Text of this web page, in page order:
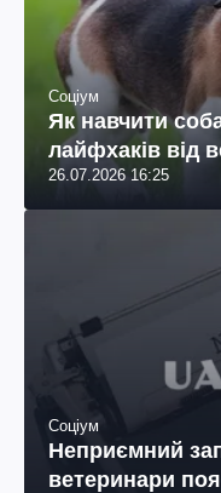
Соціум
Як навчити
лайфхаків від
26.07.2026 16:25
Соціум
Неприємний
ветеринари